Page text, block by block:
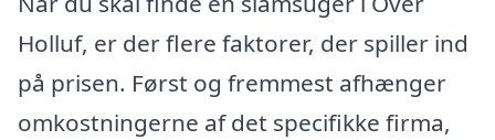
Holluf, er der flere faktorer, der spiller ind
på prisen. Først og fremmest afhænger
omkostningerne af det specifikke firma,